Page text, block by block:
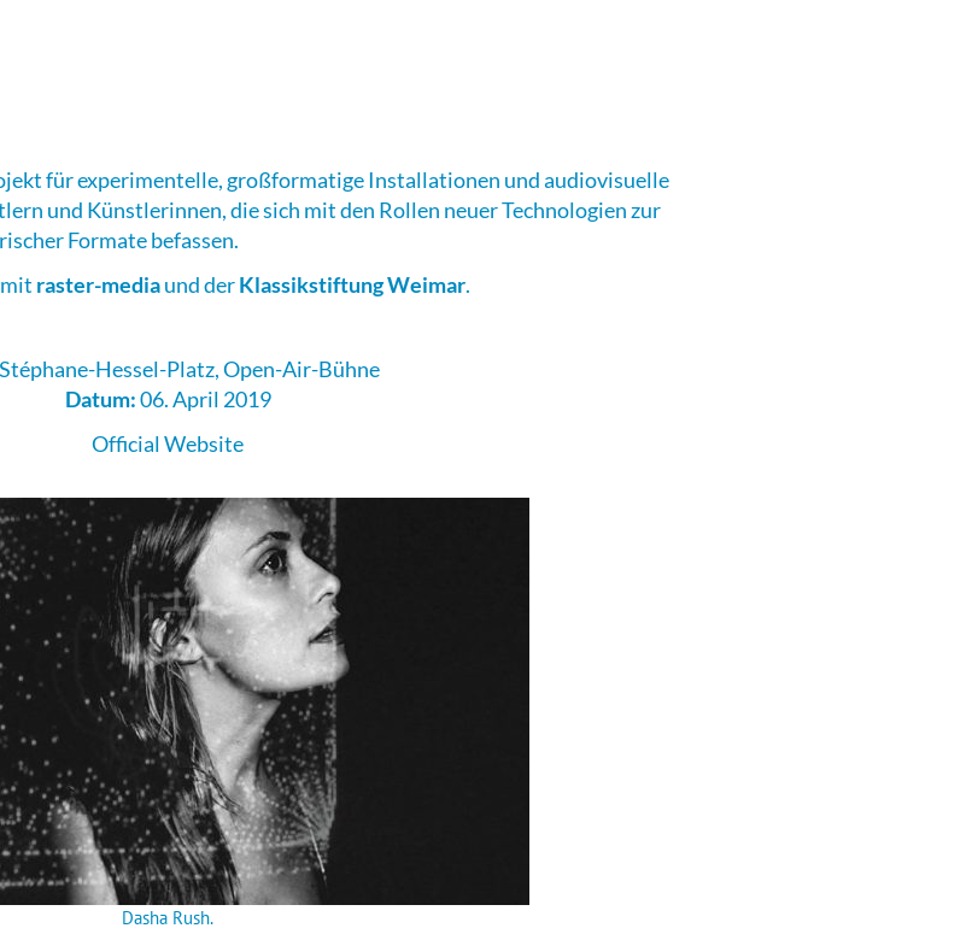
für experimentelle, großformatige Installationen und audiovisuelle
und Künstlerinnen, die sich mit den Rollen neuer Technologien zur
Formate befassen.
raster-mediaund derKlassikstiftung Weimar.
Stéphane-Hessel-Platz, Open-Air-Bühne
Datum:06. April 2019
Official Website
Dasha Rush.